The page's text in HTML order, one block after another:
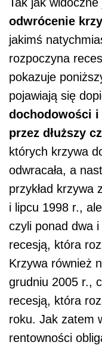
odwrócenie
jakimś
rozpoczyna
pokazuje
pojawiają się
dochodowości
przez dłuższy
których krzywa
odwracała, a
przykład krzywa
i lipcu 1998 r.,
czyli ponad dwa i
recesją, która
Krzywa również
grudniu 2005 r.,
recesją, która
roku. Jak zatem
rentowności